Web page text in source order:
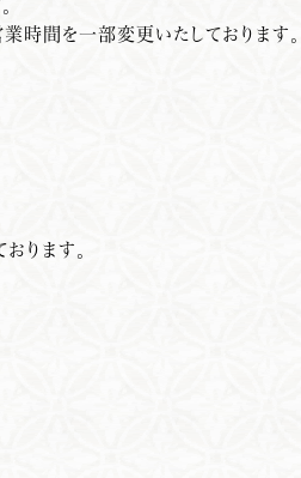
時間を一部変更いたしております。
ります。